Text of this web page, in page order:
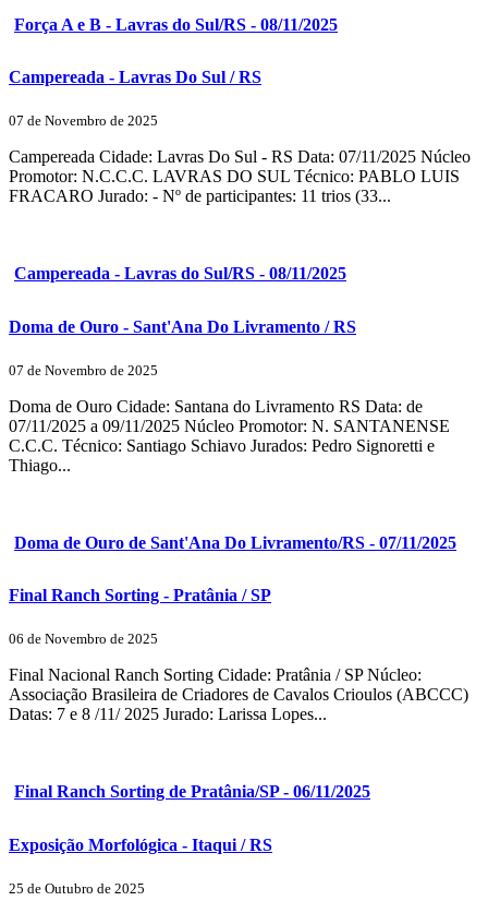
Força A e B - Lavras do Sul/RS - 08/11/2025
Campereada - Lavras Do Sul / RS
07 de Novembro de 2025
Campereada Cidade: Lavras Do Sul - RS Data: 07/11/2025 Núcleo
Promotor: N.C.C.C. LAVRAS DO SUL Técnico: PABLO LUIS
FRACARO Jurado: - Nº de participantes: 11 trios (33...
Campereada - Lavras do Sul/RS - 08/11/2025
Doma de Ouro - Sant'Ana Do Livramento / RS
07 de Novembro de 2025
Doma de Ouro Cidade: Santana do Livramento RS Data: de
07/11/2025 a 09/11/2025 Núcleo Promotor: N. SANTANENSE
C.C.C. Técnico: Santiago Schiavo Jurados: Pedro Signoretti e
Thiago...
Doma de Ouro de Sant'Ana Do Livramento/RS - 07/11/2025
Final Ranch Sorting - Pratânia / SP
06 de Novembro de 2025
Final Nacional Ranch Sorting Cidade: Pratânia / SP Núcleo:
Associação Brasileira de Criadores de Cavalos Crioulos (ABCCC)
Datas: 7 e 8 /11/ 2025 Jurado: Larissa Lopes...
Final Ranch Sorting de Pratânia/SP - 06/11/2025
Exposição Morfológica - Itaqui / RS
25 de Outubro de 2025